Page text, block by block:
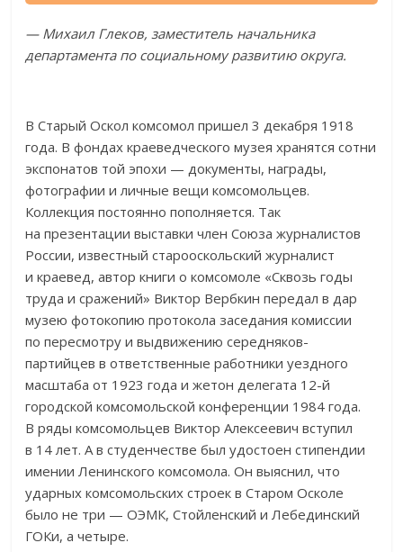
— Михаил Глеков, заместитель начальника
департамента по социальному развитию округа.
В Старый Оскол комсомол пришел 3 декабря 1918
года. В фондах краеведческого музея хранятся сотни
экспонатов той эпохи — документы, награды,
фотографии и личные вещи комсомольцев.
Коллекция постоянно пополняется. Так
на презентации выставки член Союза журналистов
России, известный старооскольский журналист
и краевед, автор книги о комсомоле «Сквозь годы
труда и сражений» Виктор Вербкин передал в дар
музею фотокопию протокола заседания комиссии
по пересмотру и выдвижению середняков-
партийцев в ответственные работники уездного
масштаба от 1923 года и жетон делегата 12-й
городской комсомольской конференции 1984 года.
В ряды комсомольцев Виктор Алексеевич вступил
в 14 лет. А в студенчестве был удостоен стипендии
имении Ленинского комсомола. Он выяснил, что
ударных комсомольских строек в Старом Осколе
было не три — ОЭМК, Стойленский и Лебединский
ГОКи, а четыре.